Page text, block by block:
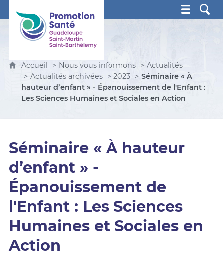
Promotion Santé Guadeloupe, Saint-Martin, Saint
Accueil Nous vous informons
Actualités
Actualités archivées
2023
Séminaire « À
hauteur d’enfant » - Épanouissement de l'Enfant :
Les Sciences Humaines et Sociales en Action
Séminaire « À hauteur
d’enfant » -
Épanouissement de
l'Enfant : Les Sciences
Humaines et Sociales en
Action